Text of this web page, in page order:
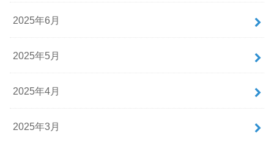
2025年6月
2025年5月
2025年4月
2025年3月